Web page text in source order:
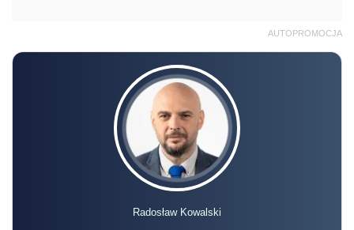
AUTOPROMOCJA
Radosław Kowalski